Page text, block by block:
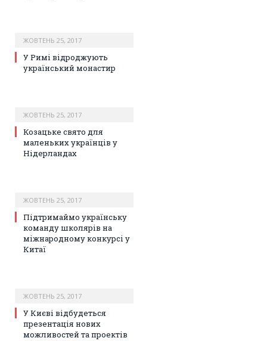
ЖОВТЕНЬ 25, 2017
У Римі відроджують
український монастир
ЖОВТЕНЬ 25, 2017
Козацьке свято для
маленьких українців у
Нідерландах
ЖОВТЕНЬ 25, 2017
Підтримаймо українську
команду школярів на
міжнародному конкурсі у
Китаї
ЖОВТЕНЬ 25, 2017
У Києві відбудеться
презентація нових
можливостей та проектів